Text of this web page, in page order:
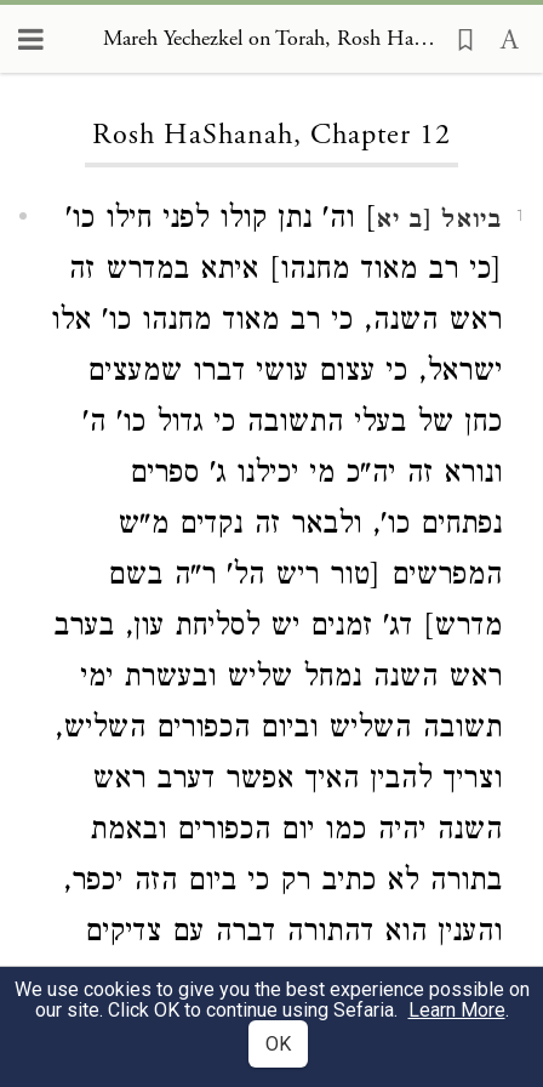
Mareh Yechezkel on Torah, Rosh HaShanah 12
Rosh HaShanah, Chapter 12
1 ביואל [ב יא] וה' נתן קולו לפני חילו כו'
[כי רב מאוד מחנהו] איתא במדרש זה
ראש השנה, כי רב מאוד מחנהו כו' אלו
ישראל, כי עצום עושי דברו שמעצים
כחן של בעלי התשובה כי גדול כו' ה'
ונורא זה יה"כ מי יכילנו ג' ספרים
נפתחים כו', ולבאר זה נקדים מ"ש
המפרשים [טור ריש הל' ר"ה בשם
מדרש] דג' זמנים יש לסליחת עון, בערב
ראש השנה נמחל שליש ובעשרת ימי
תשובה השליש וביום הכפורים השליש,
וצריך להבין האיך אפשר דערב ראש
השנה יהיה כמו יום הכפורים ובאמת
בתורה לא כתיב רק כי ביום הזה יכפר,
והענין הוא דהתורה דברה עם צדיקים
כמו דור המדבר, אבל אנו מלאי עון
צריכין זמן רב להתעשת מקודם על כל
We use cookies to give you the best experience possible on
our site. Click OK to continue using Sefaria. Learn More.
OK